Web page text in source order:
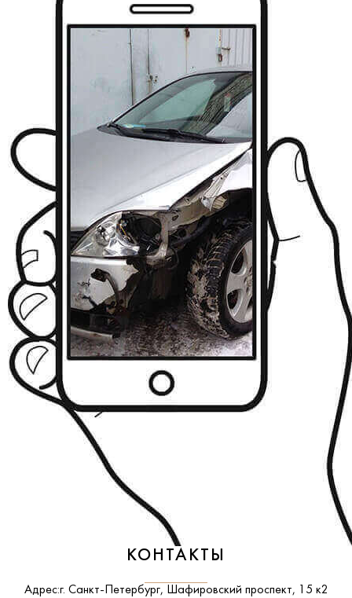
КОНТАКТЫ
Адрес:г. Санкт-Петербург, Шафировский проспект, 15 к2